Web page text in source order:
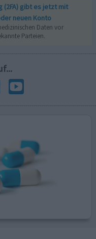
(2FA) gibt es jetzt mit
neuen Konto
Daten vor
Parteien.